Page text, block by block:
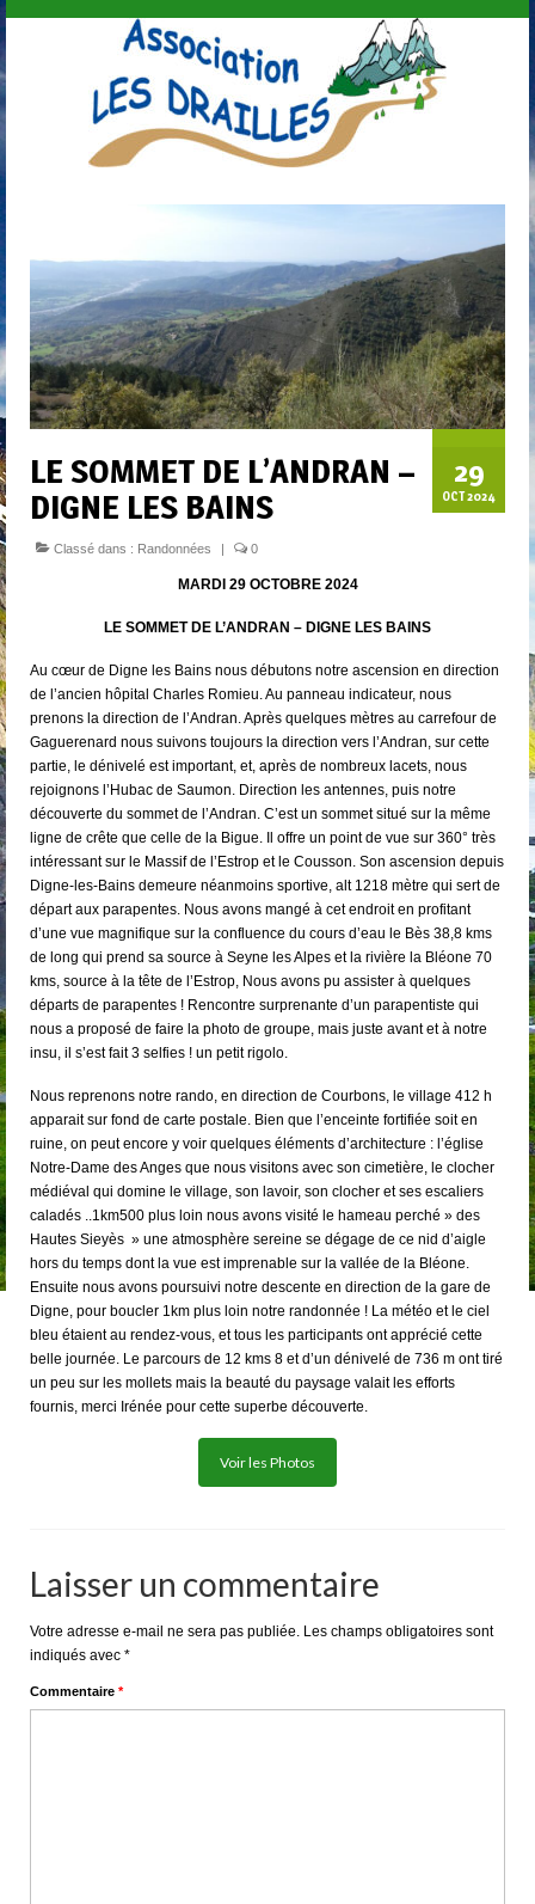
29
OCT 2024
LE SOMMET DE L’ANDRAN –
DIGNE LES BAINS
Classé dans : Randonnées | 0
MARDI 29 OCTOBRE 2024
LE SOMMET DE L’ANDRAN – DIGNE LES BAINS
Au cœur de Digne les Bains nous débutons notre ascension en direction
de l’ancien hôpital Charles Romieu. Au panneau indicateur, nous
prenons la direction de l’Andran. Après quelques mètres au carrefour de
Gaguerenard nous suivons toujours la direction vers l’Andran, sur cette
partie, le dénivelé est important, et, après de nombreux lacets, nous
rejoignons l’Hubac de Saumon. Direction les antennes, puis notre
découverte du sommet de l’Andran. C’est un sommet situé sur la même
ligne de crête que celle de la Bigue. Il offre un point de vue sur 360° très
intéressant sur le Massif de l’Estrop et le Cousson. Son ascension depuis
Digne-les-Bains demeure néanmoins sportive, alt 1218 mètre qui sert de
départ aux parapentes. Nous avons mangé à cet endroit en profitant
d’une vue magnifique sur la confluence du cours d’eau le Bès 38,8 kms
de long qui prend sa source à Seyne les Alpes et la rivière la Bléone 70
kms, source à la tête de l’Estrop, Nous avons pu assister à quelques
départs de parapentes ! Rencontre surprenante d’un parapentiste qui
nous a proposé de faire la photo de groupe, mais juste avant et à notre
insu, il s’est fait 3 selfies ! un petit rigolo.
Nous reprenons notre rando, en direction de Courbons, le village 412 h
apparait sur fond de carte postale. Bien que l’enceinte fortifiée soit en
ruine, on peut encore y voir quelques éléments d’architecture : l’église
Notre-Dame des Anges que nous visitons avec son cimetière, le clocher
médiéval qui domine le village, son lavoir, son clocher et ses escaliers
caladés ..1km500 plus loin nous avons visité le hameau perché » des
Hautes Sieyès » une atmosphère sereine se dégage de ce nid d’aigle
hors du temps dont la vue est imprenable sur la vallée de la Bléone.
Ensuite nous avons poursuivi notre descente en direction de la gare de
Digne, pour boucler 1km plus loin notre randonnée ! La météo et le ciel
bleu étaient au rendez-vous, et tous les participants ont apprécié cette
belle journée. Le parcours de 12 kms 8 et d’un dénivelé de 736 m ont tiré
un peu sur les mollets mais la beauté du paysage valait les efforts
fournis, merci Irénée pour cette superbe découverte.
Voir les Photos
Laisser un commentaire
Votre adresse e-mail ne sera pas publiée. Les champs obligatoires sont
indiqués avec *
Commentaire *